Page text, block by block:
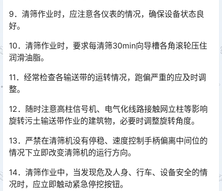
9．清筛作业时，应注意各仪表的情况，确保设备状态良
好。
10．清筛作业时，要求每清筛30min向导槽各角滚轮压住
润滑油脂。
11．经常检查各输送带的运转情况，跑偏严重的应及时调
整。
12．随时注意高柱信号机、电气化线路接触网立柱等影响
旋转污土输送带作业的建筑物，必要时调整旋转角度。
13．严禁在清筛机没有停稳、速度控制手柄偏离中间位的
情况下立即改变清筛机的运行方向。
14．清筛作业中，当发现危及人身、行车、设备安全的情
况时，应立即触动紧急停挖按钮。